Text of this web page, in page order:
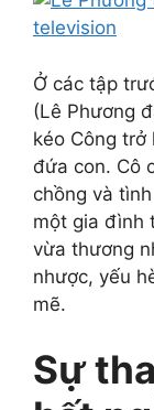
Ở các tập
(Lê Phương
kéo Công
đứa con. Cô
chồng và
một gia đình
vừa thương
nhược, yếu
mẽ.
Sự